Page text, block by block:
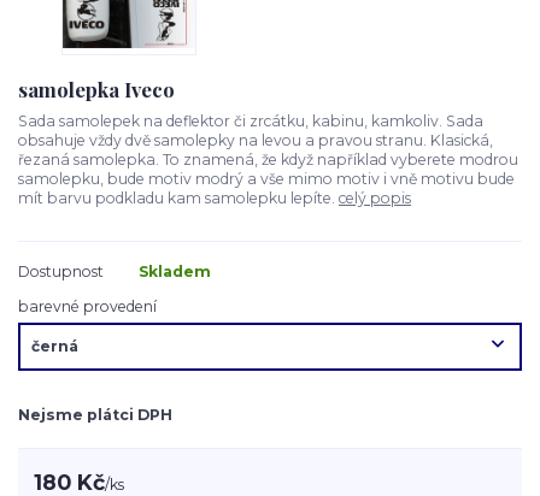
samolepka Iveco
Sada samolepek na deflektor či zrcátku, kabinu, kamkoliv. Sada
obsahuje vždy dvě samolepky na levou a pravou stranu. Klasická,
řezaná samolepka. To znamená, že když například vyberete modrou
samolepku, bude motiv modrý a vše mimo motiv i vně motivu bude
mít barvu podkladu kam samolepku lepíte. celý popis
Dostupnost
Skladem
barevné provedení
Nejsme plátci DPH
180 Kč/ks